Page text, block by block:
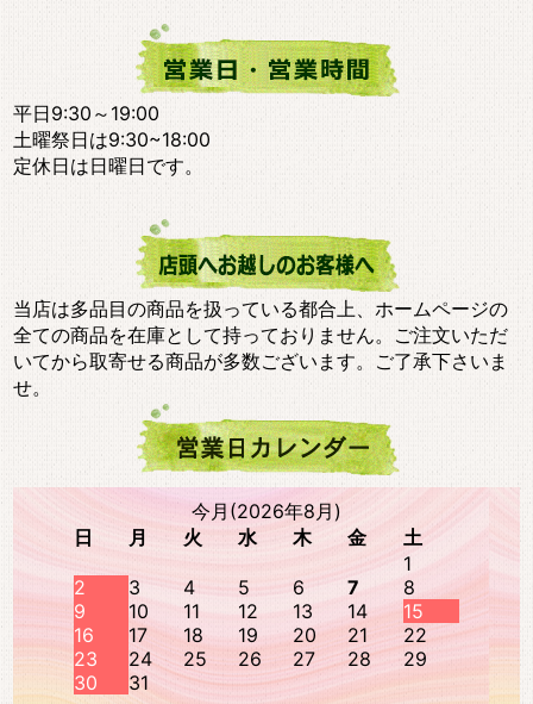
平日9:30～19:00
土曜祭日は9:30~18:00
定休日は日曜日です。
当店は多品目の商品を扱っている都合上、ホームページの
全ての商品を在庫として持っておりません。ご注文いただ
いてから取寄せる商品が多数ございます。ご了承下さいま
せ。
今月(2026年8月)
日
月 火 水 木 金
土
1
2
3 4 5 6 7
8
9
10 11 12 13 14
15
16
17 18 19 20 21
22
23
24 25 26 27 28
29
30
31